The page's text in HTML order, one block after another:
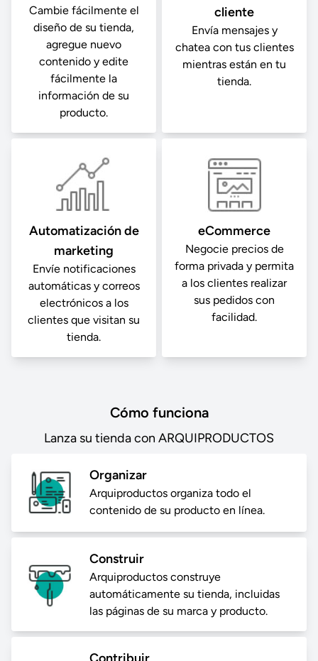
Cambie fácilmente el
diseño de su tienda,
agregue nuevo
contenido y edite
fácilmente la
información de su
producto.
cliente
Envía mensajes y
chatea con tus clientes
mientras están en tu
tienda.
Automatización de
marketing
Envíe notificaciones
automáticas y correos
electrónicos a los
clientes que visitan su
tienda.
eCommerce
Negocie precios de
forma privada y permita
a los clientes realizar
sus pedidos con
facilidad.
Cómo funciona
Lanza su tienda con ARQUIPRODUCTOS
Organizar
Arquiproductos organiza todo el
contenido de su producto en línea.
Construir
Arquiproductos construye
automáticamente su tienda, incluidas
las páginas de su marca y producto.